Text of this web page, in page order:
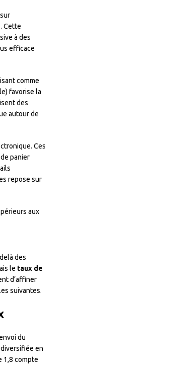
Cette
à des
efficace
comme
favorise la
des
autour de
Ces
panier
repose sur
aux
des
le taux de
d’affiner
suivantes.
du
en
1,8 compte